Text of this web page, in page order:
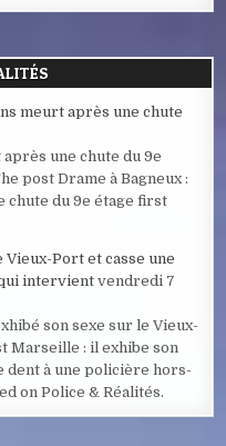
meurt après une chute
après une chute du 9e
post Drame à Bagneux :
chute du 9e étage first
Port et casse une
intervient vendredi 7
son sexe sur le Vieux-
Marseille : il exhibe son
dent à une policière hors-
on Police & Réalités.